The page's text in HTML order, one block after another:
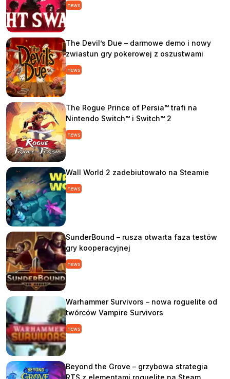
news
The Devil’s Due – darmowe demo i nowy
zwiastun gry pokerowej z oszustwami
news
The Rogue Prince of Persia™ trafi na
Nintendo Switch™ i Switch™ 2
news
Wall World 2 zadebiutowało na Steamie
news
SunderBound – rusza otwarta faza testów
gry kooperacyjnej
news
Warhammer Survivors – nowa roguelite od
twórców Vampire Survivors
news
Beyond the Grove – grzybowa strategia